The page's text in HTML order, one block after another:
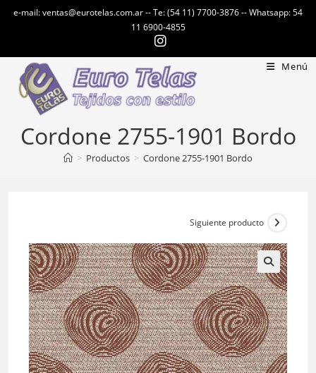
e-mail: ventas@eurotelas.com.ar -- Te: (54 11) 7700-3876 -- Whatsapp: 54
11 6900-4855
Menú
Cordone 2755-1901 Bordo
> Productos > Cordone 2755-1901 Bordo
Siguiente producto